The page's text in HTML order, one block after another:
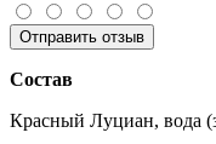
Отправить отзыв
Состав
Красный Луциан, вода